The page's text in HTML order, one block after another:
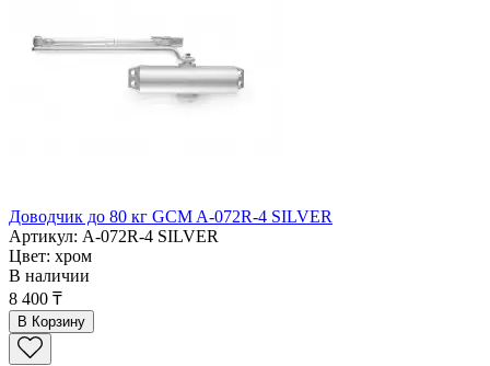
Доводчик до 80 кг GCM A-072R-4 SILVER
Артикул: A-072R-4 SILVER
Цвет: хром
В наличии
8 400 ₸
В Корзину